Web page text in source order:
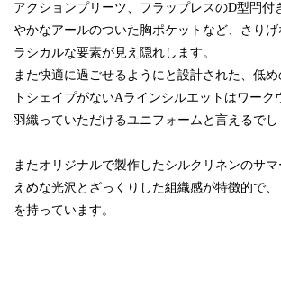
アクションプリーツ、フラップレスのD型閂付
やかなアールのついた胸ポケットなど、さり
ラシカルな要素が見え隠れします。
また快適に過ごせるようにと設計された、低
トシェイプがないAラインシルエットはワーク
羽織っていただけるユニフォームと言えるでし
またオリジナルで製作したシルクリネンのサ
えめな光沢とざっくりした組織感が特徴的で
を持っています。